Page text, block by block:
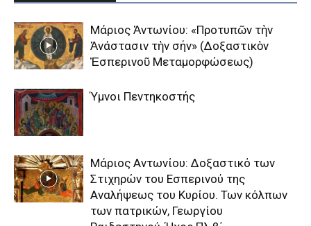
Μάριος Ἀντωνίου: «Προτυπῶν τὴν
Ἀνάστασιν τὴν σήν» (Δοξαστικὸν
Ἑσπερινοῦ Μεταμορφώσεως)
Ύμνοι Πεντηκοστής
Μάριος Αντωνίου: Δοξαστικό των
Στιχηρών του Εσπερινού της
Αναλήψεως του Κυρίου. Των κόλπων
των πατρικών, Γεωργίου